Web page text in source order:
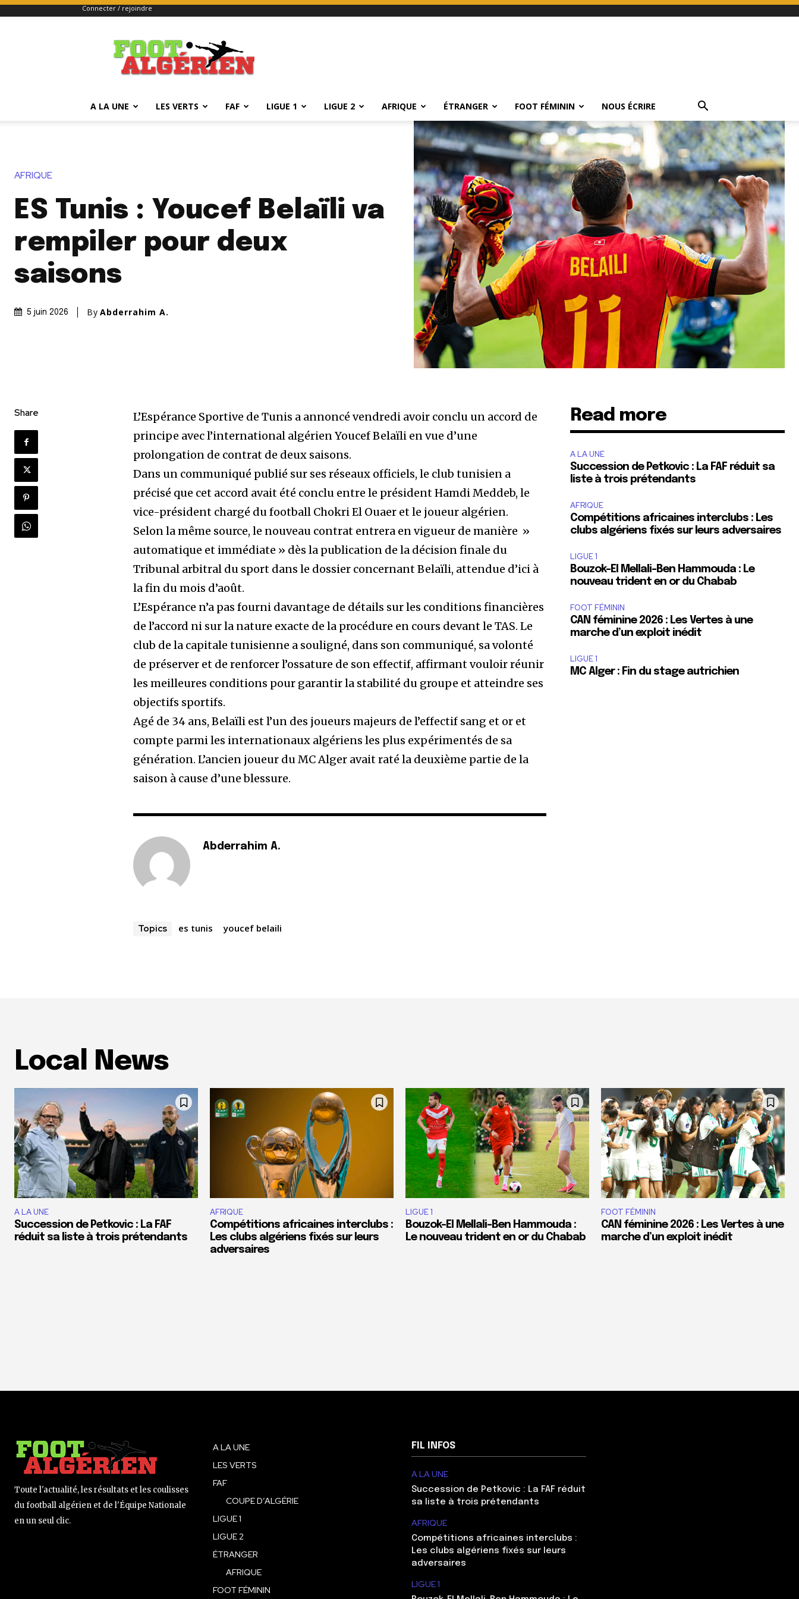
Connecter / rejoindre
FOOTALGERIEN
A LA UNE LES VERTS FAF LIGUE 1 LIGUE 2 AFRIQUE ÉTRANGER FOOT FÉMININ NOUS ÉCRIRE
AFRIQUE
ES Tunis : Youcef Belaïli va
rempiler pour deux
saisons
5 juin 2026 By Abderrahim A.
Share
L’Espérance Sportive de Tunis a annoncé vendredi avoir conclu un accord de
principe avec l’international algérien Youcef Belaïli en vue d’une
prolongation de contrat de deux saisons.
Dans un communiqué publié sur ses réseaux officiels, le club tunisien a
précisé que cet accord avait été conclu entre le président Hamdi Meddeb, le
vice-président chargé du football Chokri El Ouaer et le joueur algérien.
Selon la même source, le nouveau contrat entrera en vigueur de manière »
automatique et immédiate » dès la publication de la décision finale du
Tribunal arbitral du sport dans le dossier concernant Belaïli, attendue d’ici à
la fin du mois d’août.
L’Espérance n’a pas fourni davantage de détails sur les conditions financières
de l’accord ni sur la nature exacte de la procédure en cours devant le TAS. Le
club de la capitale tunisienne a souligné, dans son communiqué, sa volonté
de préserver et de renforcer l’ossature de son effectif, affirmant vouloir réunir
les meilleures conditions pour garantir la stabilité du groupe et atteindre ses
objectifs sportifs.
Agé de 34 ans, Belaïli est l’un des joueurs majeurs de l’effectif sang et or et
compte parmi les internationaux algériens les plus expérimentés de sa
génération. L’ancien joueur du MC Alger avait raté la deuxième partie de la
saison à cause d’une blessure.
Abderrahim A.
Topics es tunis youcef belaili
Read more
A LA UNE
Succession de Petkovic : La FAF réduit sa
liste à trois prétendants
AFRIQUE
Compétitions africaines interclubs : Les
clubs algériens fixés sur leurs adversaires
LIGUE 1
Bouzok-El Mellali-Ben Hammouda : Le
nouveau trident en or du Chabab
FOOT FÉMININ
CAN féminine 2026 : Les Vertes à une
marche d’un exploit inédit
LIGUE 1
MC Alger : Fin du stage autrichien
Local News
A LA UNE
Succession de Petkovic : La FAF
réduit sa liste à trois prétendants
AFRIQUE
Compétitions africaines interclubs :
Les clubs algériens fixés sur leurs
adversaires
LIGUE 1
Bouzok-El Mellali-Ben Hammouda :
Le nouveau trident en or du Chabab
FOOT FÉMININ
CAN féminine 2026 : Les Vertes à une
marche d’un exploit inédit
Toute l'actualité, les résultats et les coulisses
du football algérien et de l'Équipe Nationale
en un seul clic.
A LA UNE
LES VERTS
FAF
COUPE D’ALGÉRIE
LIGUE 1
LIGUE 2
ÉTRANGER
AFRIQUE
FOOT FÉMININ
FIL INFOS
A LA UNE
Succession de Petkovic : La FAF réduit
sa liste à trois prétendants
AFRIQUE
Compétitions africaines interclubs :
Les clubs algériens fixés sur leurs
adversaires
LIGUE 1